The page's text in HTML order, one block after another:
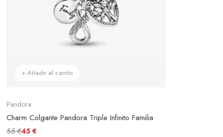
+ Añadir al carrito
Pandora
Charm Colgante Pandora Triple Infinito Familia
55 €45 €